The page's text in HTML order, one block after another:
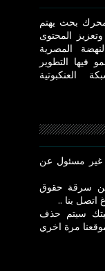
بحث يهتم
المحتوى
المصرية
فيها التطوير
العنكبوتية
غير مسئول عن
عن سرقة حقوق
اتصل بنا ..
سيتم حذف
مرة اخري